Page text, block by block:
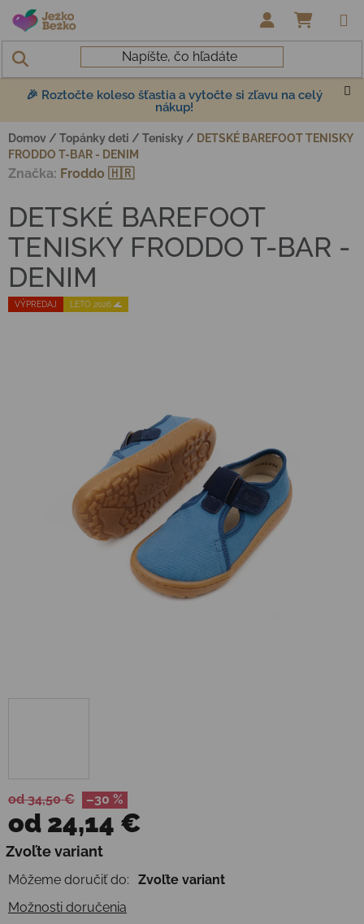
Prejsť na obsah
🎉 Roztočte koleso šťastia a vytočte si zľavu na celý
nákup!
Domov / Topánky deti / Tenisky / DETSKÉ BAREFOOT TENISKY
FRODDO T-BAR - DENIM
od 34,50 € –30 %
od 24,14 €
Jednotková cena:
Zvoľte variant
Môžeme doručiť do:
Zvoľte variant
Možnosti doručenia
VÝPREDAJ LETO 2026 🌊
DETSKÉ BAREFOOT
TENISKY FRODDO T-BAR -
DENIM
Značka: Froddo 🇭🇷